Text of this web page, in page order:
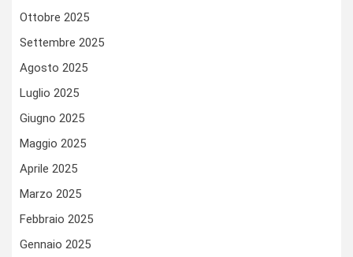
Ottobre 2025
Settembre 2025
Agosto 2025
Luglio 2025
Giugno 2025
Maggio 2025
Aprile 2025
Marzo 2025
Febbraio 2025
Gennaio 2025